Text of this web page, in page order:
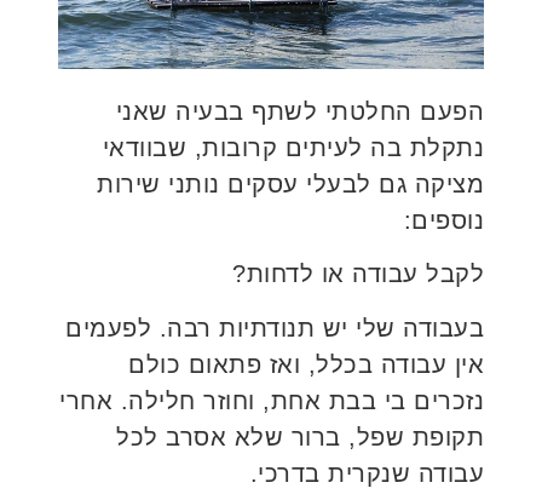
הפעם החלטתי לשתף בבעיה שאני
נתקלת בה לעיתים קרובות, שבוודאי
מציקה גם לבעלי עסקים נותני שירות
נוספים:
לקבל עבודה או לדחות?
בעבודה שלי יש תנודתיות רבה. לפעמים
אין עבודה בכלל, ואז פתאום כולם
נזכרים בי בבת אחת, וחוזר חלילה. אחרי
תקופת שפל, ברור שלא אסרב לכל
עבודה שנקרית בדרכי.